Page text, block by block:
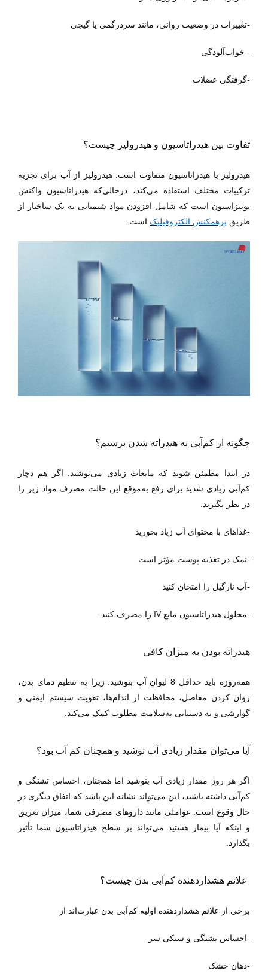
-تغییرات در وضعیت روانی، مانند سردرگمی یا گیجی
- خواب‌آلودگی
-گرفتگی عضلات
تفاوت بین هیدراتاسیون و هیدرولیز چیست؟
هیدرولیز با هیدراتاسیون متفاوت است. هیدرولیز از آب برای تجزیه
ترکیبات مختلف استفاده می‌کند، درحالی‌که هیدراتاسیون واکنش
یونیزاسیون است که شامل افزودن مواد شیمیایی به یک ساختار از
طریق برهمکنش الکتروفیلیک است.
چگونه از کم‌آبی به هیدراته شدن برسیم؟
در ابتدا مطمئن شوید که مایعات زیادی می‌نوشید. اگر هم دچار
کم‌آبی زیادی شدید برای رفع به‌موقع این حالت مصرف مواد زیر را
در نظر بگیرید.
-غذاهای با محتوای آب زیاد بخورید
-نمک در تغذیه پوست مؤثر است
-آب نارگیل را امتحان کنید
-محلول هیدراتاسیون مایع IV را مصرف کنید.
هیدراته بودن به میزان کافی
همه‌روزه باید حداقل 8 لیوان آب بنوشید. زیرا به تنظیم دمای بدن،
روان کردن مفاصل، محافظت از اندام‌ها، تقویت سیستم ایمنی و
گوارشی و به دستیابی به‌سلامت مطلوب کمک می‌کند.
آیا می‌توان مقدار زیادی آب نوشید و همچنان کم آب بود؟
اگر هر روز مقدار زیادی آب بنوشید اما همچنان، احساس تشنگی و
کم‌آبی داشته باشید، این می‌تواند نشانه این باشد که اتفاق دیگری در
حال وقوع است. عواملی مانند داروهای مصرفی شما، میزان تعریق
و اینکه آیا بیمار هستید می‌تواند بر سطح هیدراتاسیون شما تأثیر
بگذارد
علائم هشداردهنده کم‌آبی بدن چیست؟
برخی از علائم هشداردهنده اولیه کم‌آبی بدن عبارت‌اند از
-احساس تشنگی و سبکی سر
-دهان خشک